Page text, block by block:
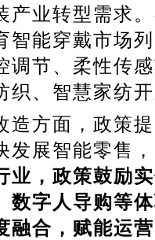
产业转型需求
智能穿戴市场
调节、柔性传
织、智慧家纺
造方面，政策
发展智能零售
业，政策鼓励
数字人导购等
融合，赋能运